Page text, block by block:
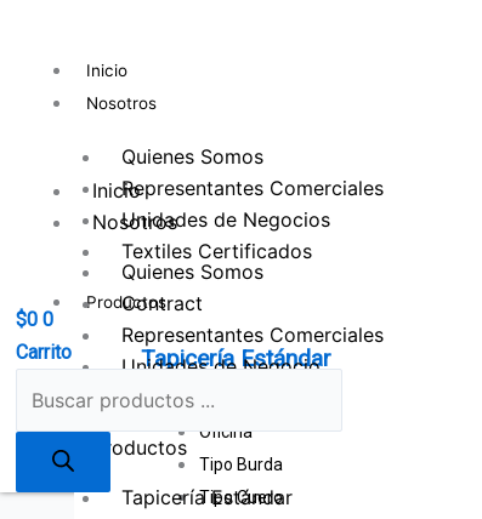
contenidoInicio
Nosotros
Quienes Somos
Representantes Comerciales
Unidades de Negocios
Textiles Certificados
Productos
Tapicería Estándar
Oficina
Tipo Burda
Tipo Cuero
Inicio
Nosotros
Quienes Somos
Contract
Representantes Comerciales
Unidades de Negocio
Textiles Certificados
Productos
Tapicería Estándar
$0 0
Carrito
productos